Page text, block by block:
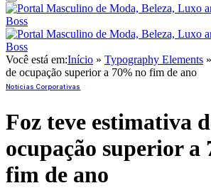
Você está em:Início » Typography Elements »
de ocupação superior a 70% no fim de ano
Notícias Corporativas
Foz teve estimativa
ocupação superior a
fim de ano